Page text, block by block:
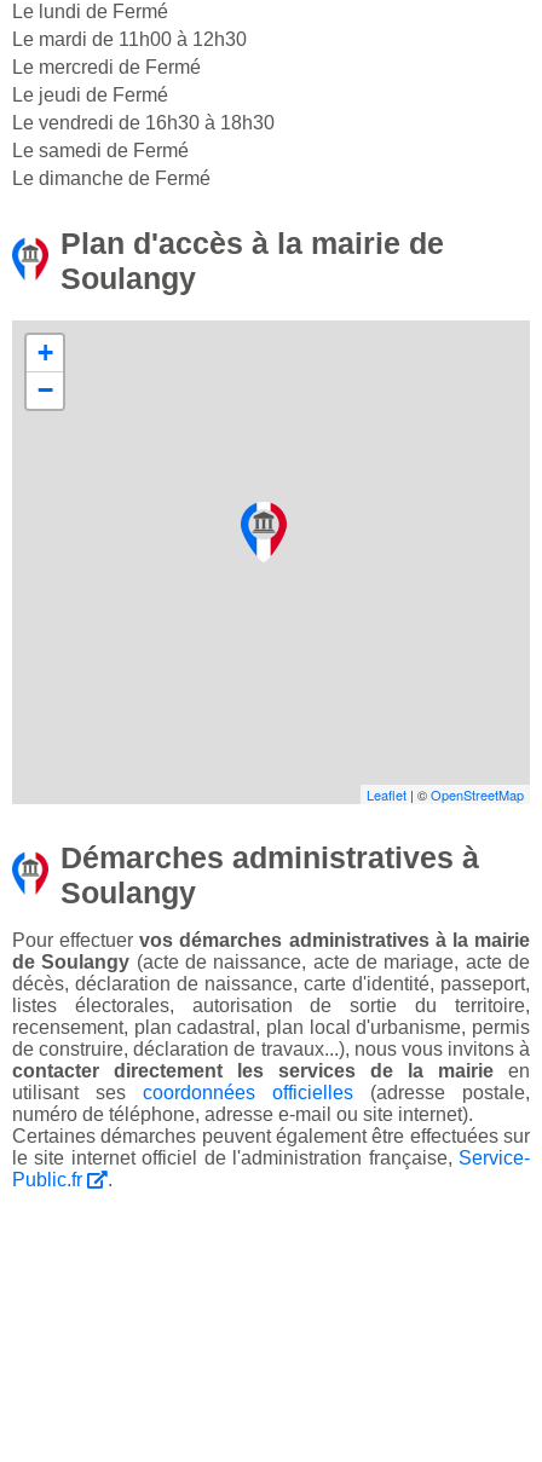
Le lundi de Fermé
Le mardi de 11h00 à 12h30
Le mercredi de Fermé
Le jeudi de Fermé
Le vendredi de 16h30 à 18h30
Le samedi de Fermé
Le dimanche de Fermé
Plan d'accès à la mairie de
Soulangy
+
−
Leaflet | ©OpenStreetMap
Démarches administratives à
Soulangy
Pour effectuervos démarches administratives à la mairie
de Soulangy (acte de naissance, acte de mariage, acte de
décès, déclaration de naissance, carte d'identité, passeport,
listes électorales, autorisation de sortie du territoire,
recensement, plan cadastral, plan local d'urbanisme, permis
de construire, déclaration de travaux...), nous vous invitons à
contacter directement les services de la mairie en
utilisant ses coordonnées officielles (adresse postale,
numéro de téléphone, adresse e-mail ou site internet).
Certaines démarches peuvent également être effectuées sur
le site internet officiel de l'administration française, Service-
Public.fr
.